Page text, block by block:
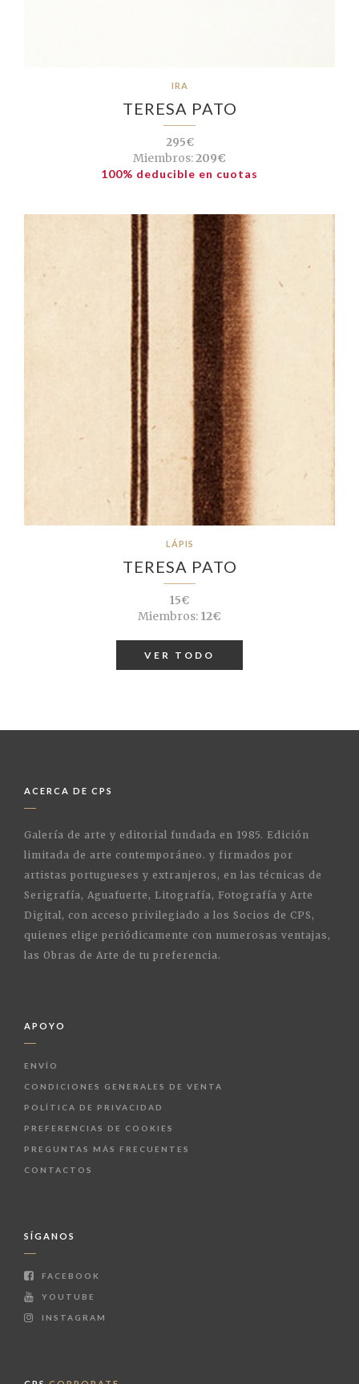
IRA
TERESA PATO
295€
Miembros:209€
100% deducible en cuotas
LÁPIS
TERESA PATO
15€
Miembros: 12€
VER TODO
ACERCA DE CPS
Galería de arte y editorial fundada en 1985. Edición
limitada de arte contemporáneo. y firmados por
artistas portugueses y extranjeros, en las técnicas de
Serigrafía, Aguafuerte, Litografía, Fotografía y Arte
Digital, con acceso privilegiado a los Socios de CPS,
quienes elige periódicamente con numerosas ventajas,
las Obras de Arte de tu preferencia.
APOYO
ENVÍO
CONDICIONES GENERALES DE VENTA
POLÍTICA DE PRIVACIDAD
PREFERENCIAS DE COOKIES
PREGUNTAS MÁS FRECUENTES
CONTACTOS
SÍGANOS
FACEBOOK
YOUTUBE
INSTAGRAM